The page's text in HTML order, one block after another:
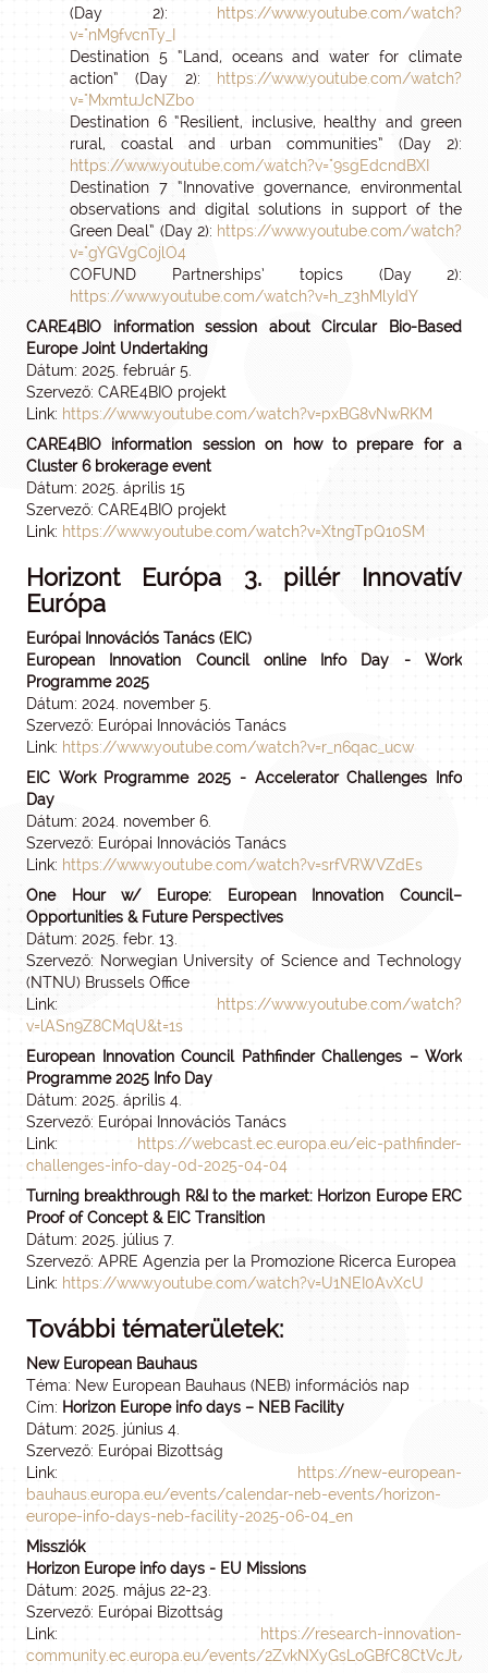
(Day 2):
https://www.youtube.com/watch?
v="nM9fvcnTy_I
Destination 5 “Land, oceans and water for climate
action” (Day 2):
https://www.youtube.com/watch?
v="MxmtuJcNZbo
Destination 6 “Resilient, inclusive, healthy and green
rural, coastal and urban communities” (Day 2):
https://www.youtube.com/watch?v="9sgEdcndBXI
Destination 7 “Innovative governance, environmental
observations and digital solutions in support of the
Green Deal” (Day 2): https://www.youtube.com/watch?
v="gYGVgC0jlO4
COFUND Partnerships’ topics (Day 2):
https://www.youtube.com/watch?v=h_z3hMlyIdY
CARE4BIO information session about Circular Bio-Based
Europe Joint Undertaking
Dátum: 2025. február 5.
Szervező: CARE4BIO projekt
Link: https://www.youtube.com/watch?v=pxBG8vNwRKM
CARE4BIO information session on how to prepare for a
Cluster 6 brokerage event
Dátum: 2025. április 15
Szervező: CARE4BIO projekt
Link: https://www.youtube.com/watch?v=XtngTpQ10SM
Horizont Európa 3. pillér Innovatív
Európa
Európai Innovációs Tanács (EIC)
European Innovation Council online Info Day - Work
Programme 2025
Dátum: 2024. november 5.
Szervező: Európai Innovációs Tanács
Link: https://www.youtube.com/watch?v=r_n6qac_ucw
EIC Work Programme 2025 - Accelerator Challenges Info
Day
Dátum: 2024. november 6.
Szervező: Európai Innovációs Tanács
Link: https://www.youtube.com/watch?v=srfVRWVZdEs
One Hour w/ Europe: European Innovation Council–
Opportunities & Future Perspectives
Dátum: 2025. febr. 13.
Szervező: Norwegian University of Science and Technology
(NTNU) Brussels Office
Link:
https://www.youtube.com/watch?
v=lASn9Z8CMqU&t=1s
European Innovation Council Pathfinder Challenges – Work
Programme 2025 Info Day
Dátum: 2025. április 4.
Szervező: Európai Innovációs Tanács
Link:
https://webcast.ec.europa.eu/eic-pathfinder-
challenges-info-day-0d-2025-04-04
Turning breakthrough R&I to the market: Horizon Europe ERC
Proof of Concept & EIC Transition
Dátum: 2025. július 7.
Szervező: APRE Agenzia per la Promozione Ricerca Europea
Link: https://www.youtube.com/watch?v=U1NEI0AvXcU
További tématerületek:
New European Bauhaus
Téma: New European Bauhaus (NEB) információs nap
Cím: Horizon Europe info days – NEB Facility
Dátum: 2025. június 4.
Szervező: Európai Bizottság
Link:
https://new-european-
bauhaus.europa.eu/events/calendar-neb-events/horizon-
europe-info-days-neb-facility-2025-06-04_en
Missziók
Horizon Europe info days - EU Missions
Dátum: 2025. május 22-23.
Szervező: Európai Bizottság
Link:
https://research-innovation-
community.ec.europa.eu/events/2ZvkNXyGsLoGBfC8CtVcJt/